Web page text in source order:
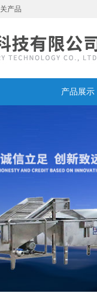
产品
产品展示